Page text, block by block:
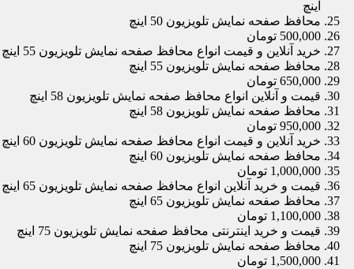
اینچ
محافظ صفحه نمایش تلویزیون 50 اینچ
500,000 تومان
خرید آنلاین و قیمت انواع محافظ صفحه نمایش تلویزیون 55 اینچ
محافظ صفحه نمایش تلویزیون 55 اینچ
650,000 تومان
قیمت و آنلاین انواع محافظ صفحه نمایش تلویزیون 58 اینچ
محافظ صفحه نمایش تلویزیون 58 اینچ
950,000 تومان
خرید آنلاین و قیمت انواع محافظ صفحه نمایش تلویزیون 60 اینچ
محافظ صفحه نمایش تلویزیون 60 اینچ
1,000,000 تومان
قیمت و خرید آنلاین انواع محافظ صفحه نمایش تلویزیون 65 اینچ
محافظ صفحه نمایش تلویزیون 65 اینچ
1,100,000 تومان
قیمت و خرید اینترنتی محافظ صفحه نمایش تلویزیون 75 اینچ
محافظ صفحه نمایش تلویزیون 75 اینچ
1,500,000 تومان